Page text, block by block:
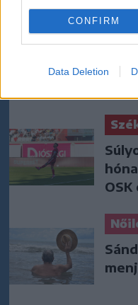
CONFIRM
Data Deletionaz